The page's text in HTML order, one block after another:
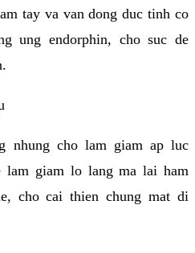
tay va van dong duc tinh co
ung endorphin, cho suc de
nhung cho lam giam ap luc
lam giam lo lang ma lai ham
cho cai thien chung mat di